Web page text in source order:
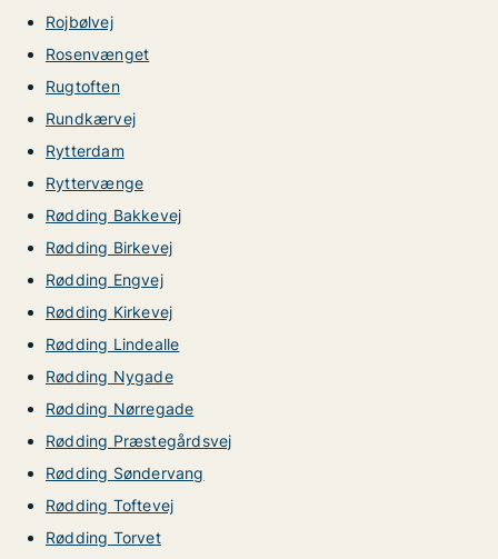
Rojbølvej
Rosenvænget
Rugtoften
Rundkærvej
Rytterdam
Ryttervænge
Rødding Bakkevej
Rødding Birkevej
Rødding Engvej
Rødding Kirkevej
Rødding Lindealle
Rødding Nygade
Rødding Nørregade
Rødding Præstegårdsvej
Rødding Søndervang
Rødding Toftevej
Rødding Torvet